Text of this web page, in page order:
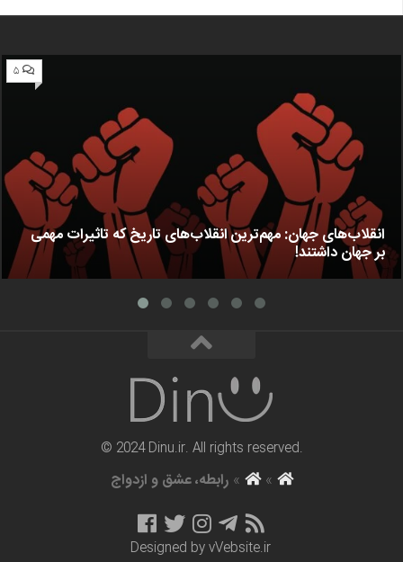
۵
انقلاب‌های جهان: مهم‌ترین انقلاب‌های تاریخ که تاثیرات مهمی
بر جهان داشتند!
© 2024 Dinu.ir. All rights reserved.
»
»رابطه، عشق و ازدواج
Designed byvVebsite.ir